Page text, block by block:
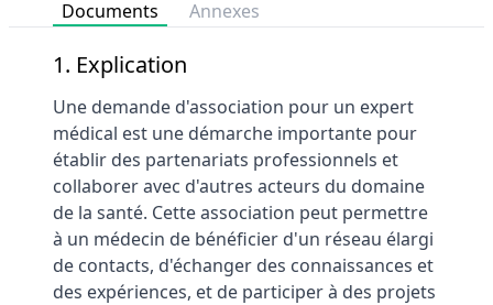
Documents
Annexes
1. Explication
Une demande d'association pour un expert
médical est une démarche importante pour
établir des partenariats professionnels et
collaborer avec d'autres acteurs du domaine
de la santé. Cette association peut permettre
à un médecin de bénéficier d'un réseau élargi
de contacts, d'échanger des connaissances et
des expériences, et de participer à des projets